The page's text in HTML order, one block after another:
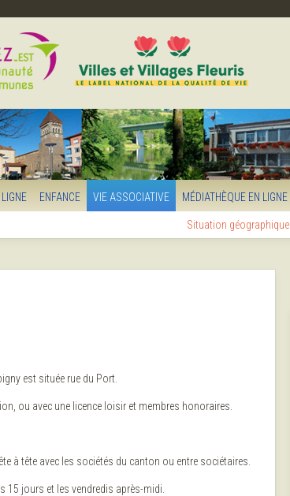
ENFANCE VIE ASSOCIATIVE MÉDIATHÈQUE EN LIGNE
Situation géographique
est située rue du Port.
ou avec une licence loisir et membres honoraires.
à tête avec les sociétés du canton ou entre sociétaires.
15 jours et les vendredis après-midi.